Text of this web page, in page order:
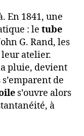
En 1841, une
: le tube
G. Rand, les
atelier.
pluie, devient
de
s’ouvre alors
à